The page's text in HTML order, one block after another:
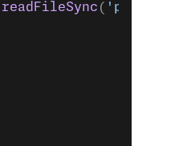
readFileSync ( 'path/to/